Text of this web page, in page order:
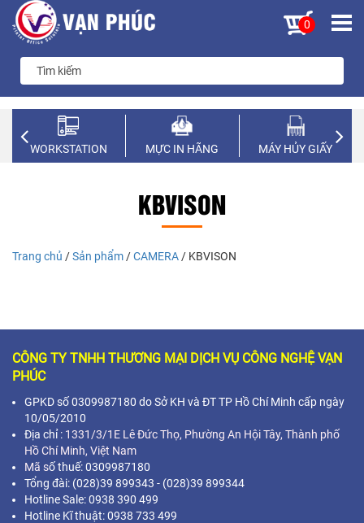
0
WORKSTATION MỰC IN HÃNG MÁY HỦY GIẤY
KBVISON
Trang chủ /Sản phẩm /CAMERA / KBVISON
CÔNG TY TNHH THƯƠNG MẠI DỊCH VỤ CÔNG NGHỆ VẠN
PHÚC
GPKD số 0309987180 do Sở KH và ĐT TP Hồ Chí Minh cấp ngày
10/05/2010
Địa chỉ : 1331/3/1E Lê Đức Thọ, Phường An Hội Tây, Thành phố
Hồ Chí Minh, Việt Nam
Mã số thuế: 0309987180
Tổng đài: (028)39 899343 - (028)39 899344
Hotline Sale: 0938 390 499
Hotline Kĩ thuật: 0938 733 499